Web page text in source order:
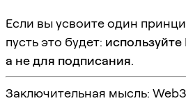
Если вы усвоите один
пусть это будет:
а не для подписания.
Заключительная мысль: